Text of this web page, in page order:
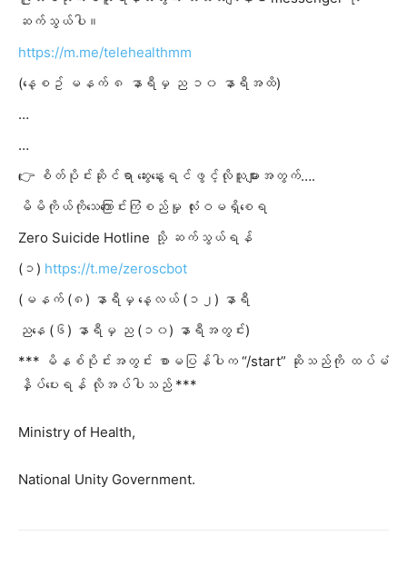
ဆက်သွယ်ပါ။
https://m.me/telehealthmm
(နေ့စဥ် မနက် ၈ နာရီမှ ည ၁၀ နာရီအထိ)
…
…
👉 စိတ်ပိုင်းဆိုင်ရာ ဆွေးနွေးရင်ဖွင့်လိုသူများအတွက်….
မိမိကိုယ်ကိုသေကြောင်းကြံစည်မှု လုံးဝမရှိစေရ
Zero Suicide Hotline သို့ ဆက်သွယ်ရန်
(၁) https://t.me/zeroscbot
(မနက် (၈) နာရီမှ နေ့လယ် (၁၂) နာရီ
ညနေ (၆) နာရီမှ ည (၁၀) နာရီအတွင်း)
*** မိနစ်ပိုင်းအတွင်း စာမပြန်ပါက “/start” ဆိုသည်ကို ထပ်မံ
နှိပ်ပေးရန် လိုအပ်ပါသည် ***
Ministry of Health,
National Unity Government.